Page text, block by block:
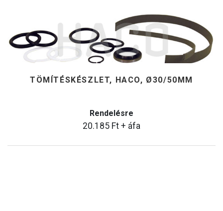
TÖMÍTÉSKÉSZLET, HACO, Ø30/50MM
Rendelésre
20.185 Ft + áfa